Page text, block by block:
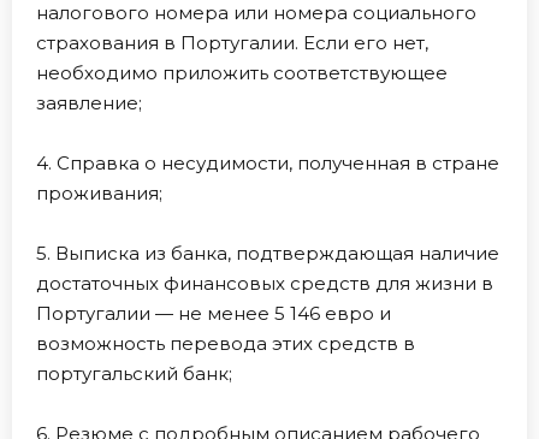
налогового номера или номера социального
страхования в Португалии. Если его нет,
необходимо приложить соответствующее
заявление;
4. Справка о несудимости, полученная в стране
проживания;
5. Выписка из банка, подтверждающая наличие
достаточных финансовых средств для жизни в
Португалии — не менее 5 146 евро и
возможность перевода этих средств в
португальский банк;
6. Резюме с подробным описанием рабочего